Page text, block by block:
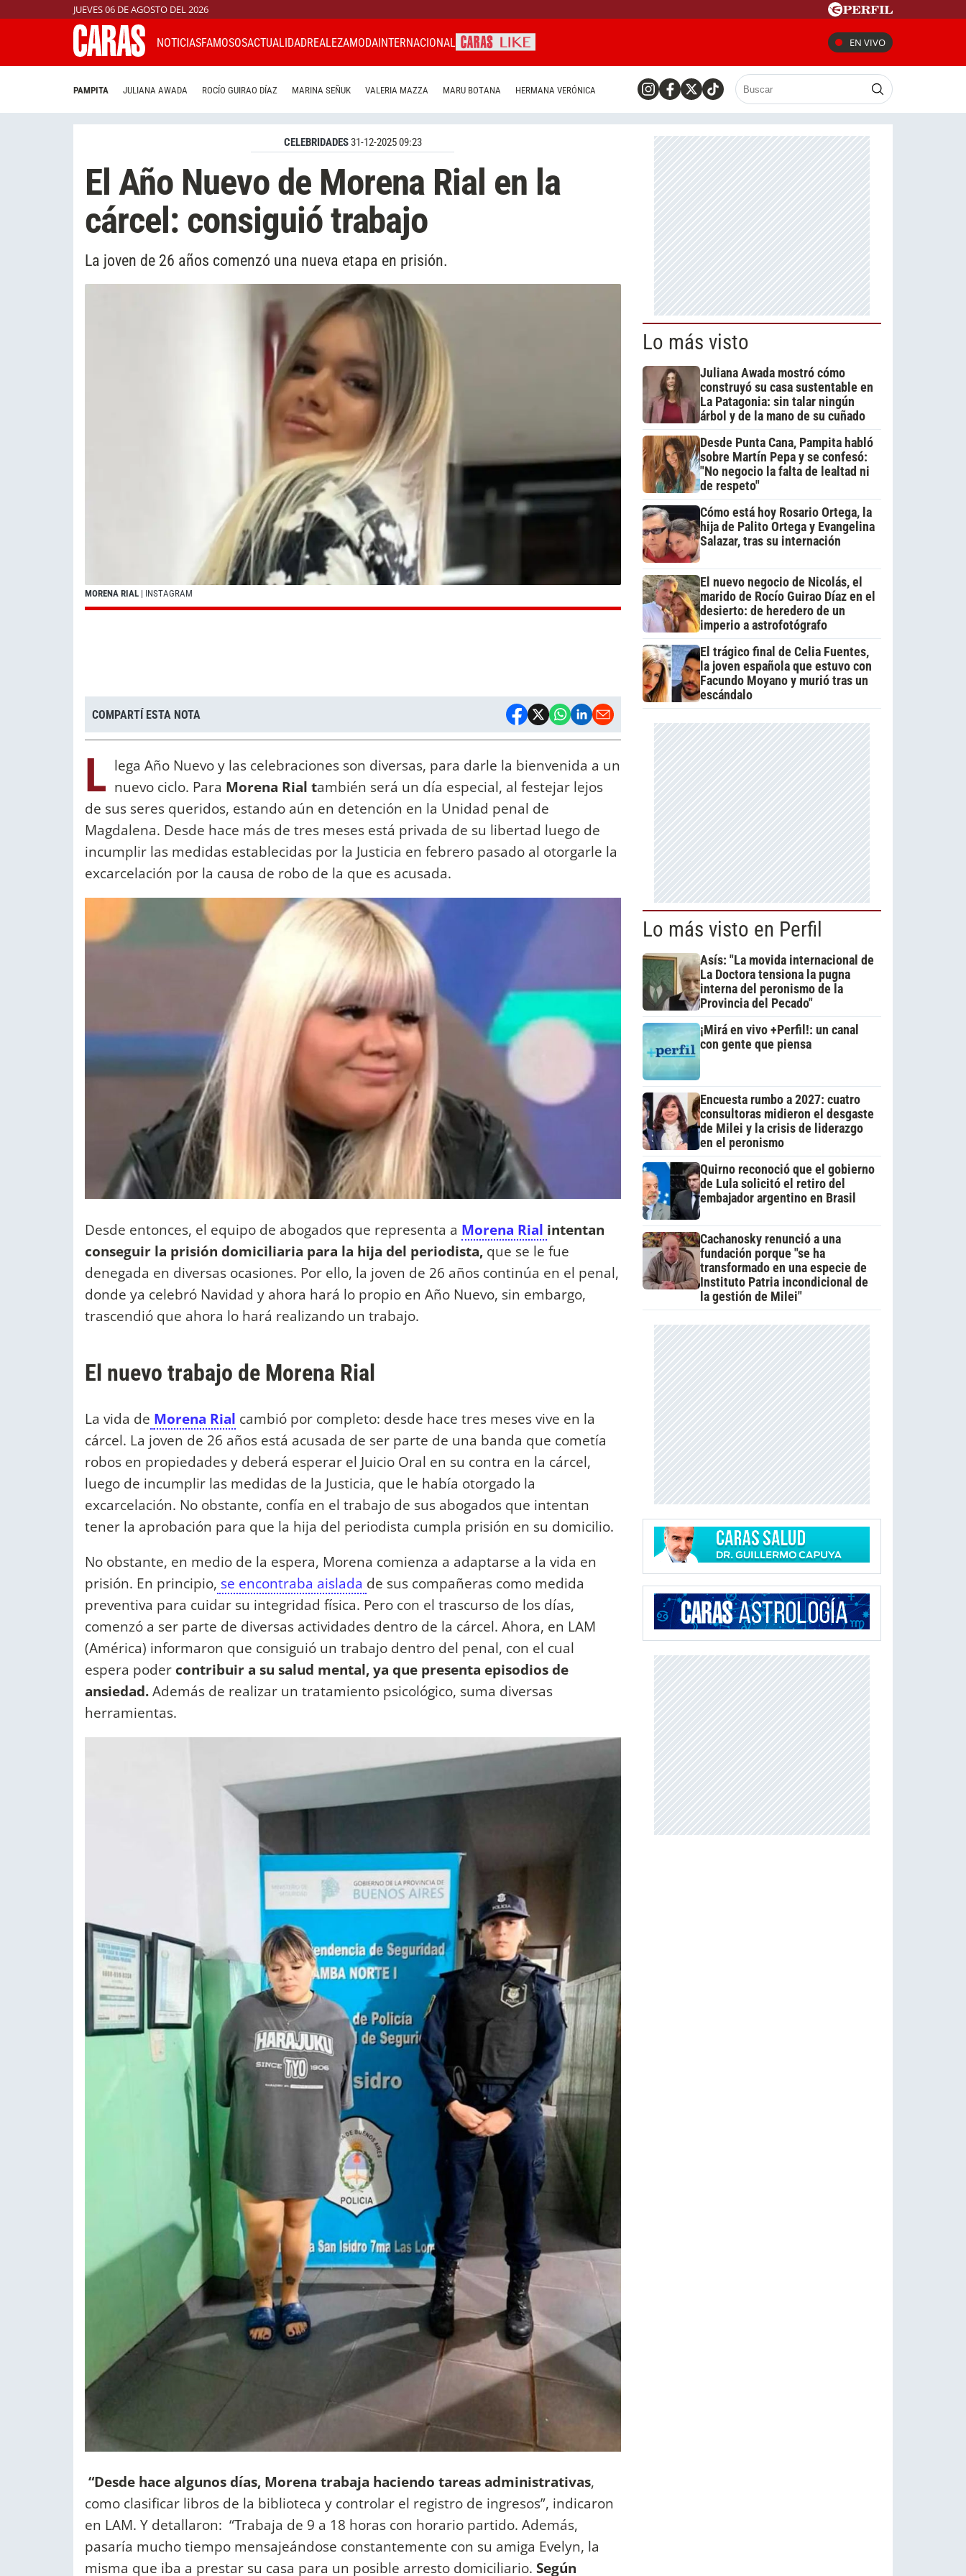
JUEVES 06 DE AGOSTO DEL 2026
NOTICIASFAMOSOSACTUALIDADREALEZAMODAINTERNACIONAL EN VIVO
PAMPITA JULIANA AWADA ROCÍO GUIRAO DÍAZ MARINA SEÑUK VALERIA MAZZA MARU BOTANA HERMANA VERÓNICA
CELEBRIDADES31-12-2025 09:23
El Año Nuevo de Morena Rial en la
cárcel: consiguió trabajo
La joven de 26 años comenzó una nueva etapa en prisión.
MORENA RIAL | INSTAGRAM
COMPARTÍ ESTA NOTA
L lega Año Nuevo y las celebraciones son diversas, para darle la bienvenida a un
nuevo ciclo. Para Morena Rial también será un día especial, al festejar lejos
de sus seres queridos, estando aún en detención en la Unidad penal de
Magdalena. Desde hace más de tres meses está privada de su libertad luego de
incumplir las medidas establecidas por la Justicia en febrero pasado al otorgarle la
excarcelación por la causa de robo de la que es acusada.
Desde entonces, el equipo de abogados que representa a Morena Rial intentan
conseguir la prisión domiciliaria para la hija del periodista, que se le fue
denegada en diversas ocasiones. Por ello, la joven de 26 años continúa en el penal,
donde ya celebró Navidad y ahora hará lo propio en Año Nuevo, sin embargo,
trascendió que ahora lo hará realizando un trabajo.
El nuevo trabajo de Morena Rial
La vida de Morena Rial cambió por completo: desde hace tres meses vive en la
cárcel. La joven de 26 años está acusada de ser parte de una banda que cometía
robos en propiedades y deberá esperar el Juicio Oral en su contra en la cárcel,
luego de incumplir las medidas de la Justicia, que le había otorgado la
excarcelación. No obstante, confía en el trabajo de sus abogados que intentan
tener la aprobación para que la hija del periodista cumpla prisión en su domicilio.
No obstante, en medio de la espera, Morena comienza a adaptarse a la vida en
prisión. En principio, se encontraba aislada de sus compañeras como medida
preventiva para cuidar su integridad física. Pero con el trascurso de los días,
comenzó a ser parte de diversas actividades dentro de la cárcel. Ahora, en LAM
(América) informaron que consiguió un trabajo dentro del penal, con el cual
espera poder contribuir a su salud mental, ya que presenta episodios de
ansiedad.Además de realizar un tratamiento psicológico, suma diversas
herramientas.
“Desde hace algunos días, Morena trabaja haciendo tareas administrativas,
como clasificar libros de la biblioteca y controlar el registro de ingresos”, indicaron
en LAM. Y detallaron: “Trabaja de 9 a 18 horas con horario partido. Además,
pasaría mucho tiempo mensajeándose constantemente con su amiga Evelyn, la
misma que iba a prestar su casa para un posible arresto domiciliario. Según
Lo más visto
Juliana Awada mostró cómo
construyó su casa sustentable en
La Patagonia: sin talar ningún
árbol y de la mano de su cuñado
Desde Punta Cana, Pampita habló
sobre Martín Pepa y se confesó:
"No negocio la falta de lealtad ni
de respeto"
Cómo está hoy Rosario Ortega, la
hija de Palito Ortega y Evangelina
Salazar, tras su internación
El nuevo negocio de Nicolás, el
marido de Rocío Guirao Díaz en el
desierto: de heredero de un
imperio a astrofotógrafo
El trágico final de Celia Fuentes,
la joven española que estuvo con
Facundo Moyano y murió tras un
escándalo
Lo más visto en Perfil
Asís: "La movida internacional de
La Doctora tensiona la pugna
interna del peronismo de la
Provincia del Pecado"
¡Mirá en vivo +Perfil!: un canal
con gente que piensa
Encuesta rumbo a 2027: cuatro
consultoras midieron el desgaste
de Milei y la crisis de liderazgo
en el peronismo
Quirno reconoció que el gobierno
de Lula solicitó el retiro del
embajador argentino en Brasil
Cachanosky renunció a una
fundación porque "se ha
transformado en una especie de
Instituto Patria incondicional de
la gestión de Milei"